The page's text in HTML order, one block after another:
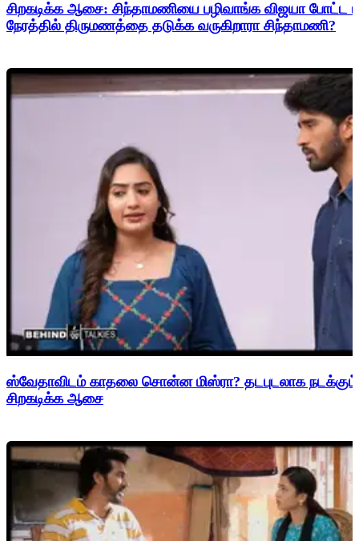
சிறகடிக்க ஆசை: சிந்தாமணியை பழிவாங்க விஜயா போட்ட
நேரத்தில் திருமணத்தை தடுக்க வருகிறாரா சிந்தாமணி?
ஸ்வேதாவிடம் காதலை சொன்ன மிஸ்ரா? தடபுடலாக நடக்கும்
சிறகடிக்க ஆசை